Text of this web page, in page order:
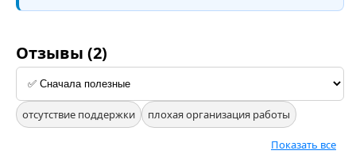
Отзывы (2)
отсутствие поддержки плохая организация работы
Показать все